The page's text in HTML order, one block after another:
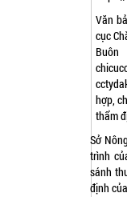
Văn
cục
hợp,
thẩm
Sở
trình
sánh
định